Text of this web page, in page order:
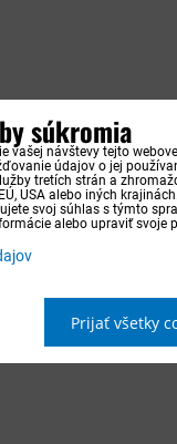
súkromia
vašej návštevy tejto
údajov o jej
tretích strán a
USA alebo iných
svoj súhlas s týmto
alebo upraviť svoje
Prijať všetky